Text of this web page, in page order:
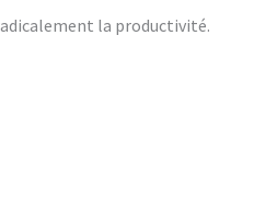
la productivité.